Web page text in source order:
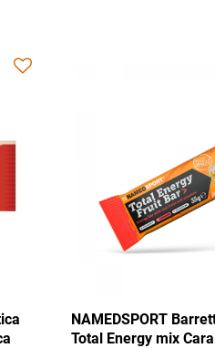
NAMEDSPORT Barretta
Total Energy cioccolato-